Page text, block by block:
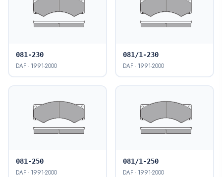
081-230
DAF · 1991-2000
081/1-230
DAF · 1991-2000
081-250
DAF · 1991-2000
081/1-250
DAF · 1991-2000